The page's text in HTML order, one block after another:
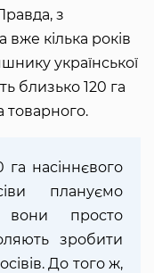
з
кілька років
української
близько 120 га
товарного.
насіннєвого
плануємо
вони просто
зробити
До того ж,